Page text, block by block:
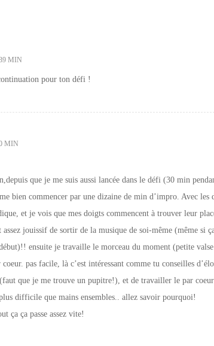
MIN
pour ton défi !
MIN
que je me suis aussi lancée dans le défi (30 min
bien commencer par une dizaine de min d’impro. Avec les
et je vois que mes doigts commencent à trouver leur
assez jouissif de sortir de la musique de soi-même (même si
ensuite je travaille le morceau du moment (petite
pas facile, là c’est intéressant comme tu conseilles
que je me trouve un pupitre!), et de travailler le par coeur
difficile que mains ensembles.. allez savoir pourquoi!
ça ça passe assez vite!